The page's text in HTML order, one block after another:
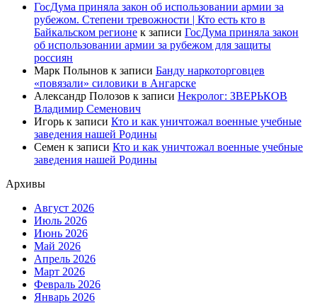
ГосДума приняла закон об использовании армии за
рубежом. Степени тревожности | Кто есть кто в
Байкальском регионе к записи ГосДума приняла закон
об использовании армии за рубежом для защиты
россиян
Марк Полынов к записи Банду наркоторговцев
«повязали» силовики в Ангарске
Александр Полозов к записи Некролог: ЗВЕРЬКОВ
Владимир Семенович
Игорь к записи Кто и как уничтожал военные учебные
заведения нашей Родины
Семен к записи Кто и как уничтожал военные учебные
заведения нашей Родины
Архивы
Август 2026
Июль 2026
Июнь 2026
Май 2026
Апрель 2026
Март 2026
Февраль 2026
Январь 2026